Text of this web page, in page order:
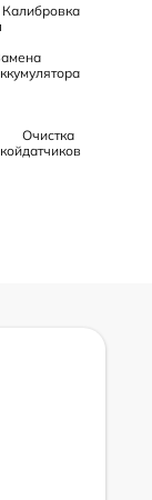
Калибровка
Очистка
датчиков